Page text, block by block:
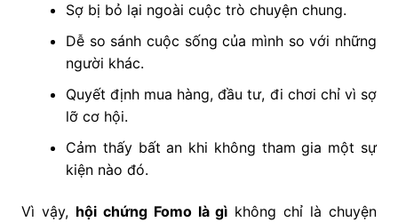
Sợ bị bỏ lại ngoài cuộc trò chuyện chung.
Dễ so sánh cuộc sống của mình so với những
người khác.
Quyết định mua hàng, đầu tư, đi chơi chỉ vì sợ
lỡ cơ hội.
Cảm thấy bất an khi không tham gia một sự
kiện nào đó.
Vì vậy, hội chứng Fomo là gì không chỉ là chuyện